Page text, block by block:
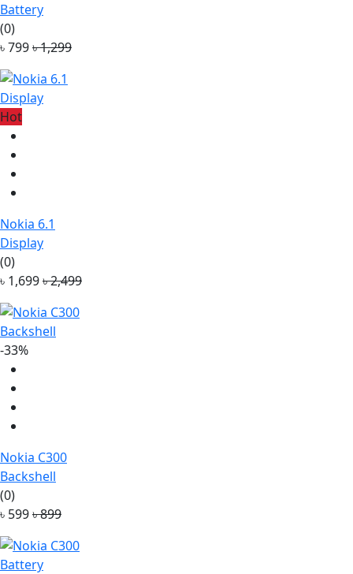
Battery
(0)
৳ 799৳ 1,299
Hot
Nokia 6.1
Display
(0)
৳ 1,699৳ 2,499
-33%
Nokia C300
Backshell
(0)
৳ 599৳ 899